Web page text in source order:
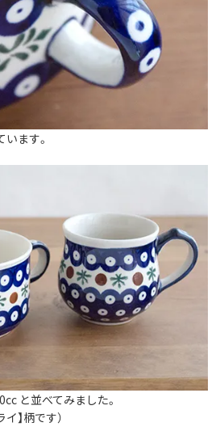
ます。
と並べてみました。
】柄です）